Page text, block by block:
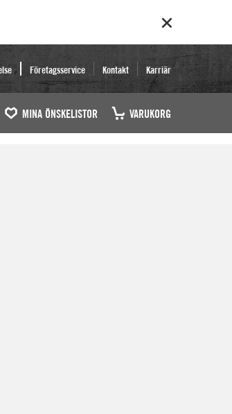
Företagsservice Kontakt Karriär
MINA ÖNSKELISTOR VARUKORG